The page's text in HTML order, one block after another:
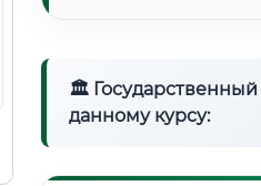
🏛 Государственный
данному курсу: